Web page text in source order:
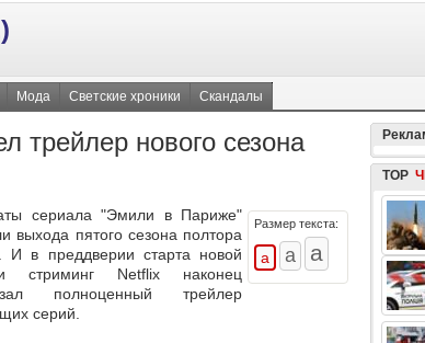
Мода Светские хроники Скандалы
нового сезона
Размер текста:
сериала "Эмили в Париже"
выхода пятого сезона полтора
И в преддверии старта новой
стриминг Netflix наконец
полноценный трейлер
серий.
TOP